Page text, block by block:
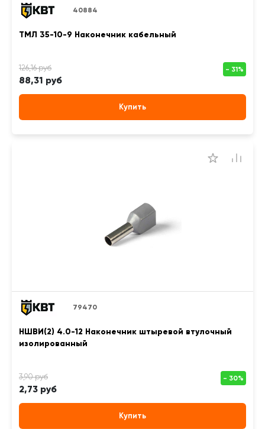
40884
ТМЛ 35-10-9 Наконечник кабельный
88,31 руб
Купить
79470
НШВИ(2) 4.0-12 Наконечник штыревой втулочный
изолированный
2,73 руб
Купить